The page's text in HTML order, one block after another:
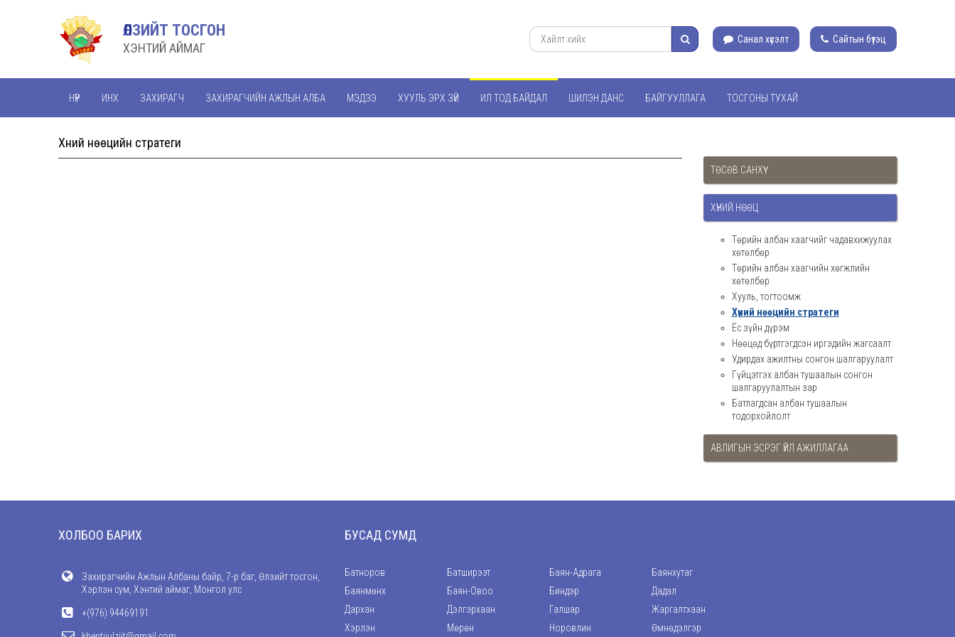
ӨЛЗИЙТ ТОСГОН
ХЭНТИЙ АЙМАГ
Санал хүсэлт Сайтын бүтэц
НҮҮР ИНХ ЗАХИРАГЧ ЗАХИРАГЧИЙН АЖЛЫН АЛБА МЭДЭЭ ХУУЛЬ ЭРХ ЗҮЙ ИЛ ТОД БАЙДАЛ ШИЛЭН ДАНС БАЙГУУЛЛАГА ТОСГОНЫ ТУХАЙ
Хүний нөөцийн стратеги
ТӨСӨВ САНХҮҮ
ХҮНИЙ НӨӨЦ
Төрийн албан хаагчийг чадавхижуулах
хөтөлбөр
Төрийн албан хаагчийн хөгжлийн
хөтөлбөр
Хууль, тогтоомж
Хүний нөөцийн стратеги
Ёс зүйн дүрэм
Нөөцөд бүртгэгдсэн иргэдийн жагсаалт
Удирдах ажилтны сонгон шалгаруулалт
Гүйцэтгэх албан тушаалын сонгон
шалгаруулалтын зар
Батлагдсан албан тушаалын
тодорхойлолт
АВЛИГЫН ЭСРЭГ ҮЙЛ АЖИЛЛАГАА
ХОЛБОО БАРИХ
Захирагчийн Ажлын Албаны байр, 7-р баг, Өлзийт тосгон,
Хэрлэн сум, Хэнтий аймаг, Монгол улс
+(976) 94469191
БУСАД СУМД
Батноров Батширээт Баян-Адрага
Баянхутаг
Баянмөнх
Баян-Овоо Биндэр
Дадал
Дархан
Дэлгэрхаан Галшар
Жаргалтхаан
Хэрлэн
Мөрөн Норовлин Өмнөдэлгэр